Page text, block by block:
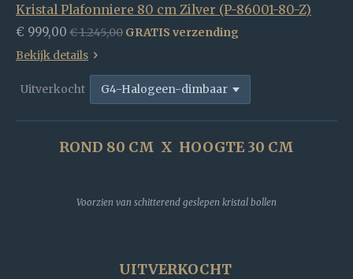
Kristal Plafonniere 80 cm Zilver (P-86001-80-Z)
€ 999,00 € 1.245,00 GRATIS verzending
Bekijk details
Uitverkocht
ROND 80 CM X HOOGTE 30 CM
Voorzien van schitterend geslepen kristal bollen
UITVERKOCHT